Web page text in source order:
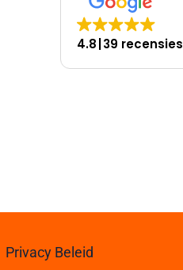
4.8 39 recensies
Privacy Beleid